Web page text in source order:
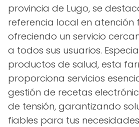
provincia de Lugo, se
referencia local en atención
ofreciendo un servicio
a todos sus usuarios.
productos de salud, esta
proporciona servicios
gestión de recetas
de tensión, garantizando
fiables para tus